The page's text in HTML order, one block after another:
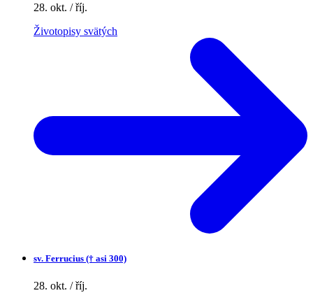
28. okt. / říj.
Životopisy svätých
sv. Ferrucius († asi 300)
28. okt. / říj.